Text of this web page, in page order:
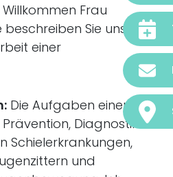
Willkommen Frau
Sie uns
einer
Die Aufgaben einer
Diagnostik
Schielerkrankungen,
und